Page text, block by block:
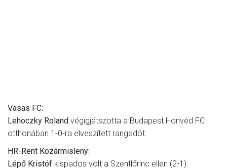
Vasas FC:
Lehoczky Roland végigjátszotta a Budapest Honvéd FC
otthonában 1-0-ra elveszített rangadót.
HR-Rent Kozármisleny:
Lépő Kristóf kispados volt a Szentlőrinc ellen (2-1).